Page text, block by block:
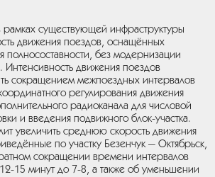
рамках существующей инфраструктуры
движения поездов, оснащённых
полносоставности, без модернизации
Интенсивность движения поездов
сокращением межпоездных интервалов
регулирования движения
радиоканала для числовой
и введения подвижного блок-участка.
увеличить среднюю скорость движения
по участку Безенчук — Октябрьск,
сокращении времени интервалов
15 минут до 7-8, а также об уменьшении